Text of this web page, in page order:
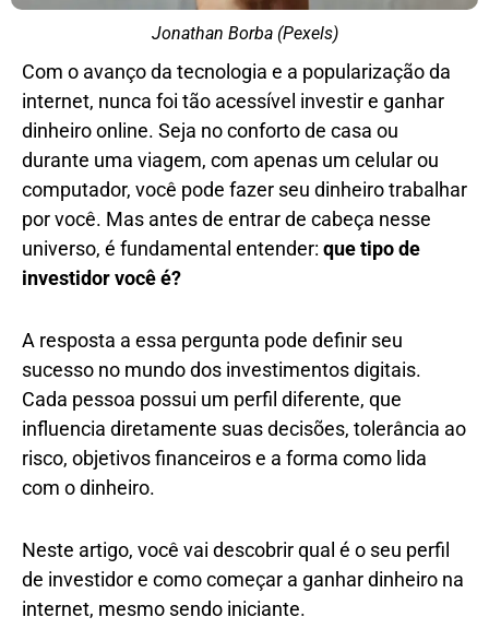
Jonathan Borba (Pexels)
Com o avanço da tecnologia e a popularização da
internet, nunca foi tão acessível investir e ganhar
dinheiro online. Seja no conforto de casa ou
durante uma viagem, com apenas um celular ou
computador, você pode fazer seu dinheiro trabalhar
por você. Mas antes de entrar de cabeça nesse
universo, é fundamental entender: que tipo de
investidor você é?
A resposta a essa pergunta pode definir seu
sucesso no mundo dos investimentos digitais.
Cada pessoa possui um perfil diferente, que
influencia diretamente suas decisões, tolerância ao
risco, objetivos financeiros e a forma como lida
com o dinheiro.
Neste artigo, você vai descobrir qual é o seu perfil
de investidor e como começar a ganhar dinheiro na
internet, mesmo sendo iniciante.